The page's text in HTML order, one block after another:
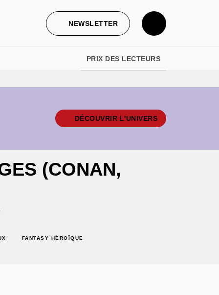
NEWSLETTER
PRIX DES LECTEURS
DÉCOUVRIR L'UNIVERS
(CONAN,
FANTASY HÉROÏQUE